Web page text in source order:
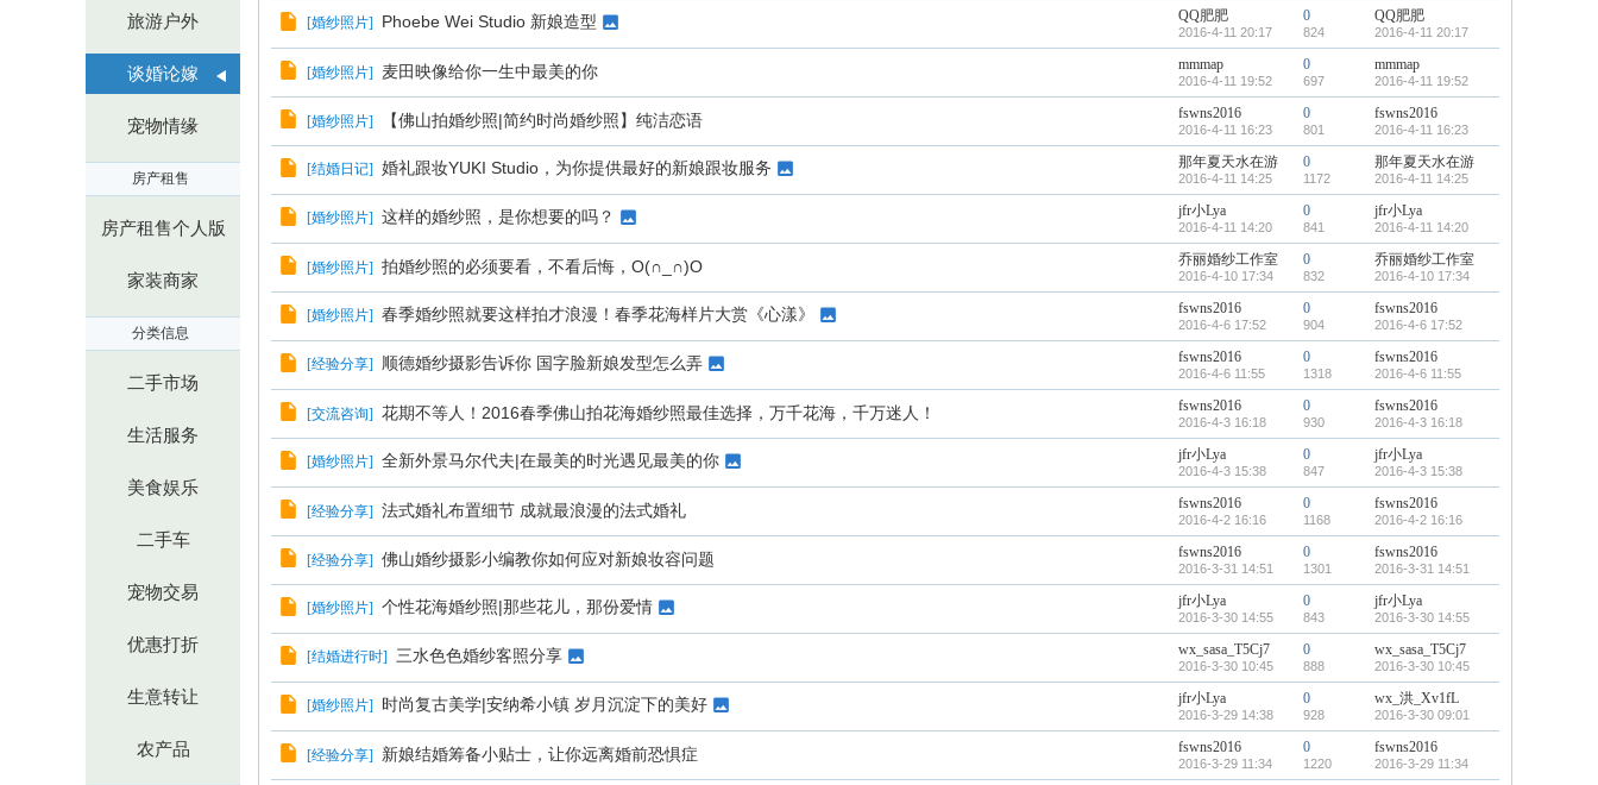
旅游户外
谈婚论嫁
宠物情缘
房产租售
房产租售个人版
家装商家
分类信息
二手市场
生活服务
美食娱乐
二手车
宠物交易
优惠打折
生意转让
农产品
[婚纱照片] Phoebe Wei Studio 新娘造型 QQ肥肥
2016-4-11 20:17
0
824
QQ肥肥
2016-4-11 20:17
[婚纱照片] 麦田映像给你一生中最美的你 mmmap
2016-4-11 19:52
0
697
mmmap
2016-4-11 19:52
[婚纱照片] 【佛山拍婚纱照|简约时尚婚纱照】纯洁恋语 fswns2016
2016-4-11 16:23
0
801
fswns2016
2016-4-11 16:23
[结婚日记] 婚礼跟妆YUKI Studio，为你提供最好的新娘跟妆服务 那年夏天水在游
2016-4-11 14:25
0
1172
那年夏天水在游
2016-4-11 14:25
[婚纱照片] 这样的婚纱照，是你想要的吗？ jfr小Lya
2016-4-11 14:20
0
841
jfr小Lya
2016-4-11 14:20
[婚纱照片] 拍婚纱照的必须要看，不看后悔，O(∩_∩)O 乔丽婚纱工作室
2016-4-10 17:34
0
832
乔丽婚纱工作室
2016-4-10 17:34
[婚纱照片] 春季婚纱照就要这样拍才浪漫！春季花海样片大赏《心漾》 fswns2016
2016-4-6 17:52
0
904
fswns2016
2016-4-6 17:52
[经验分享] 顺德婚纱摄影告诉你 国字脸新娘发型怎么弄 fswns2016
2016-4-6 11:55
0
1318
fswns2016
2016-4-6 11:55
[交流咨询] 花期不等人！2016春季佛山拍花海婚纱照最佳选择，万千花海，千万迷人！ fswns2016
2016-4-3 16:18
0
930
fswns2016
2016-4-3 16:18
[婚纱照片] 全新外景马尔代夫|在最美的时光遇见最美的你 jfr小Lya
2016-4-3 15:38
0
847
jfr小Lya
2016-4-3 15:38
[经验分享] 法式婚礼布置细节 成就最浪漫的法式婚礼 fswns2016
2016-4-2 16:16
0
1168
fswns2016
2016-4-2 16:16
[经验分享] 佛山婚纱摄影小编教你如何应对新娘妆容问题 fswns2016
2016-3-31 14:51
0
1301
fswns2016
2016-3-31 14:51
[婚纱照片] 个性花海婚纱照|那些花儿，那份爱情 jfr小Lya
2016-3-30 14:55
0
843
jfr小Lya
2016-3-30 14:55
[结婚进行时] 三水色色婚纱客照分享 wx_sasa_T5Cj7
2016-3-30 10:45
0
888
wx_sasa_T5Cj7
2016-3-30 10:45
[婚纱照片] 时尚复古美学|安纳希小镇 岁月沉淀下的美好 jfr小Lya
2016-3-29 14:38
0
928
wx_洪_Xv1fL
2016-3-30 09:01
[经验分享] 新娘结婚筹备小贴士，让你远离婚前恐惧症 fswns2016
2016-3-29 11:34
0
1220
fswns2016
2016-3-29 11:34